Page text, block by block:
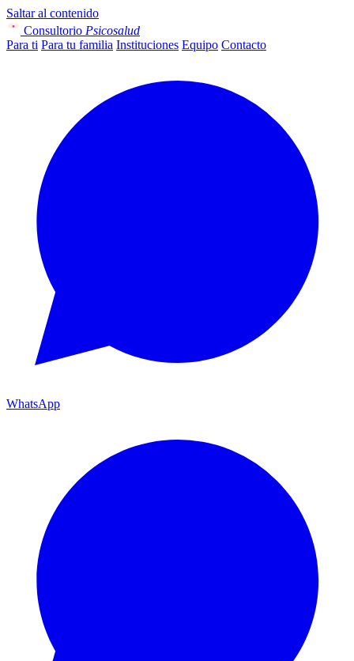
Saltar al contenido
Consultorio Psicosalud
Para ti Para tu familia Instituciones Equipo Contacto
WhatsApp